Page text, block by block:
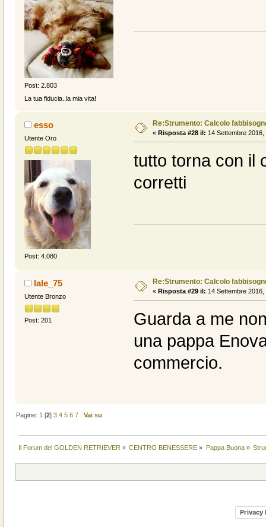
Post: 2.803
La tua fiducia..la mia vita!
esso
Utente Oro
Post: 4.080
Re:Strumento: Calcolo
« Risposta #28 il: 14 Settembre 2016,
tutto torna con il
corretti
lale_75
Utente Bronzo
Post: 201
Re:Strumento: Calcolo
« Risposta #29 il: 14 Settembre 2016,
Guarda a me
una pappa
commercio.
Pagine: 1 [2]3 4 5 6 7 Vai su
Il Forum del GOLDEN RETRIEVER » CENTRO BENESSERE » Pappa Buona»
Privacy